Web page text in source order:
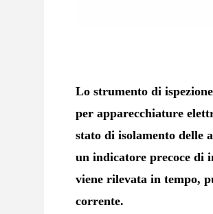
Lo strumento di
per apparecchiature
stato di isolamento delle
un indicatore precoce di
viene rilevata in tempo,
corrente.